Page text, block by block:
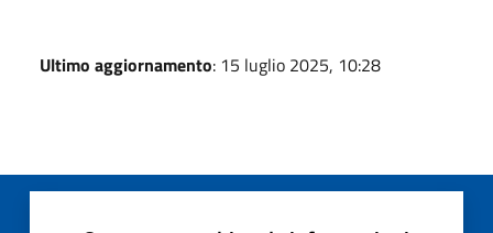
Ultimo aggiornamento: 15 luglio 2025, 10:28